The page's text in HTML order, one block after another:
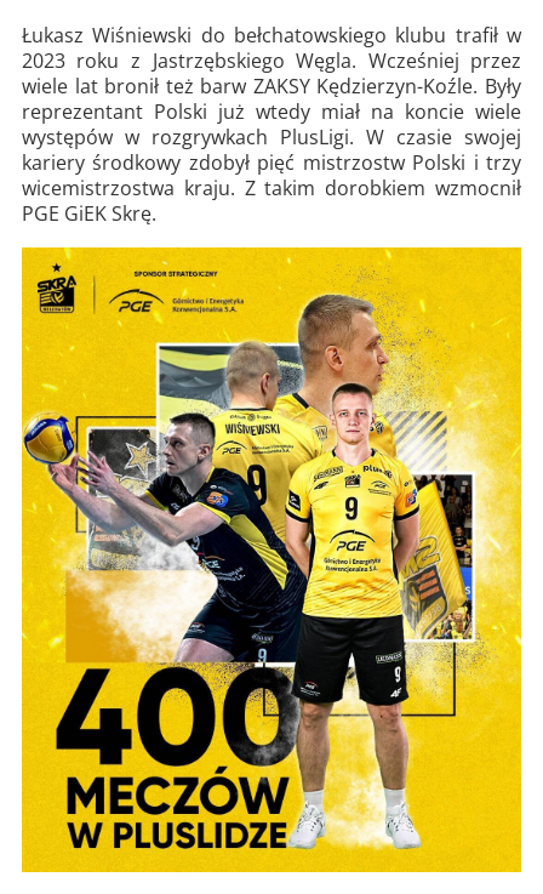
Łukasz Wiśniewski do bełchatowskiego klubu trafił w
2023 roku z Jastrzębskiego Węgla. Wcześniej przez
wiele lat bronił też barw ZAKSY Kędzierzyn-Koźle. Były
reprezentant Polski już wtedy miał na koncie wiele
występów w rozgrywkach PlusLigi. W czasie swojej
kariery środkowy zdobył pięć mistrzostw Polski i trzy
wicemistrzostwa kraju. Z takim dorobkiem wzmocnił
PGE GiEK Skrę.